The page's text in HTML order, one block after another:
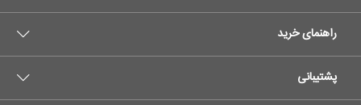
راهنمای خرید
پشتیبانی